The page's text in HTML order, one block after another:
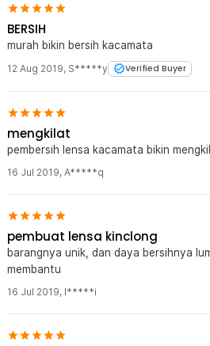
BERSIH
murah bikin bersih kacamata
12 Aug 2019, S*****y Verified Buyer
mengkilat
pembersih lensa kacamata bikin
16 Jul 2019, A*****q
pembuat lensa kinclong
barangnya unik, dan daya bersihnya
membantu
16 Jul 2019, I*****i